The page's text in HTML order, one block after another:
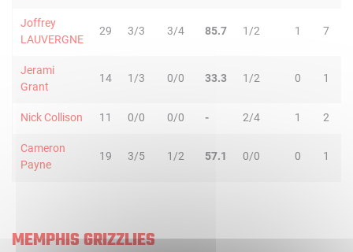
Joffrey
LAUVERGNE
29 3/3 3/4 85.7 1/2 1 7
Jerami
Grant
14 1/3 0/0 33.3 1/2 0 1
Nick Collison 11 0/0 0/0 - 2/4 1 2
Cameron
Payne
19 3/5 1/2 57.1 0/0 0 1
MEMPHIS GRIZZLIES